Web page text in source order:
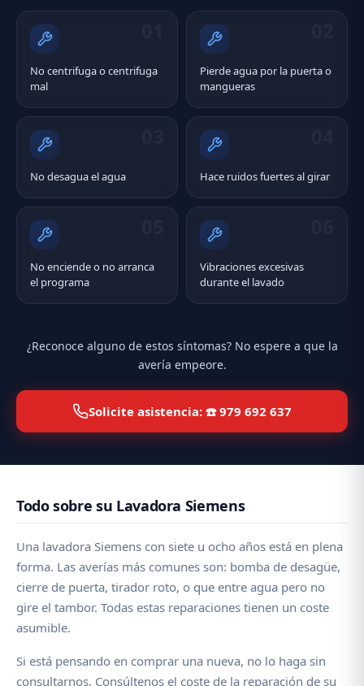
No centrifuga o centrifuga
mal
Pierde agua por la puerta o
mangueras
No desagua el agua Hace ruidos fuertes al girar
No enciende o no arranca
el programa
Vibraciones excesivas
durante el lavado
¿Reconoce alguno de estos síntomas? No espere a que la
avería empeore.
Solicite asistencia: ☎️ 979 692 637
Todo sobre su Lavadora Siemens
Una lavadora Siemens con siete u ocho años está en plena
forma. Las averías más comunes son: bomba de desagüe,
cierre de puerta, tirador roto, o que entre agua pero no
gire el tambor. Todas estas reparaciones tienen un coste
asumible.
Si está pensando en comprar una nueva, no lo haga sin
consultarnos. Consúltenos el coste de la reparación de su